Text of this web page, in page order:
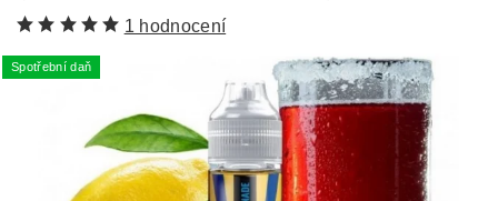
1 hodnocení
Spotřební daň